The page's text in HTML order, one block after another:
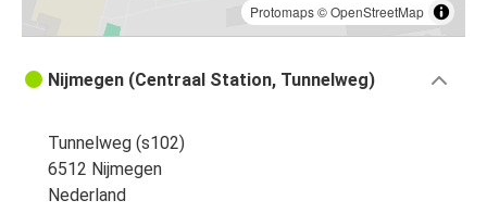
Protomaps©OpenStreetMap
Nijmegen (Centraal Station, Tunnelweg)
Tunnelweg (s102)
6512 Nijmegen
Nederland